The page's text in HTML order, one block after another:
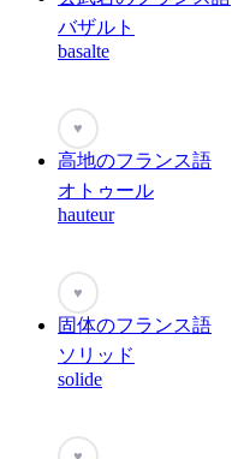
バザルト
basalte
♥
高地のフランス語
オトゥール
hauteur
♥
固体のフランス語
ソリッド
solide